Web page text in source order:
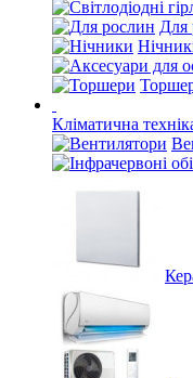
Для
Кліматична